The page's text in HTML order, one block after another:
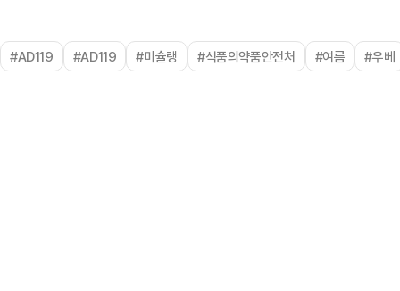
#AD119 #AD119 #미슐랭 #식품의약품안전처 #여름 #우베